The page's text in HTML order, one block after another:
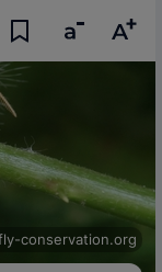
conservation.org